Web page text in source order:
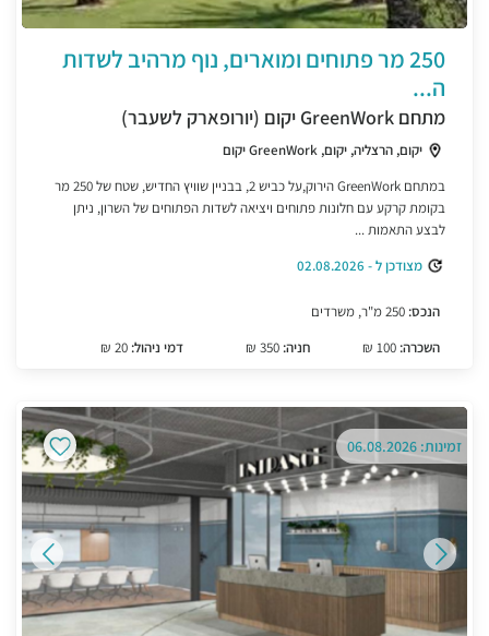
250 מר פתוחים ומוארים, נוף מרהיב לשדות
ה...
מתחם GreenWork יקום (יורופארק לשעבר)
יקום, הרצליה, יקום, GreenWork יקום
במתחם GreenWork הירוק,על כביש 2, בבניין שוויץ החדיש, שטח של 250 מר
בקומת קרקע עם חלונות פתוחים ויציאה לשדות הפתוחים של השרון, ניתן
לבצע התאמות ...
מצודכן ל - 02.08.2026
הנכס:
השכרה:
חניה: דמי ניהול: 20 ₪
זמינות: 06.08.2026